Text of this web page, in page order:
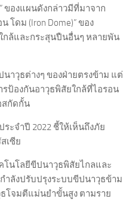
ของแผนดังกล่าวมีที่มาจาก
โดม (Iron Dome)” ของ
กล้และกระสุนปืนอื่นๆ หลายพัน
าวุธต่างๆ ของฝ่ายตรงข้าม แต่
ป้องกันอาวุธพิสัยใกล้ที่ไอรอน
สกัดกั้น
ะจำปี 2022 ชี้ให้เห็นถึงภัย
เซีย
โนโลยีขีปนาวุธพิสัยไกลและ
ำลังปรับปรุงระบบขีปนาวุธข้าม
จมตีแม่นยำขั้นสูง ตามราย